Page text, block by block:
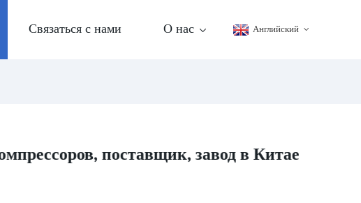
Связаться с нами О нас Английский
поставщик, завод в Китае